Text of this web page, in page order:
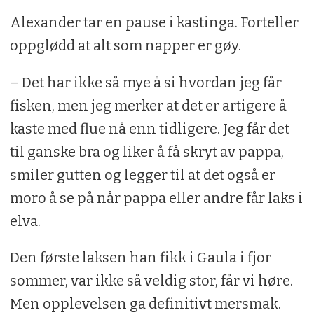
Alexander tar en pause i kastinga. Forteller
oppglødd at alt som napper er gøy.
– Det har ikke så mye å si hvordan jeg får
fisken, men jeg merker at det er artigere å
kaste med flue nå enn tidligere. Jeg får det
til ganske bra og liker å få skryt av pappa,
smiler gutten og legger til at det også er
moro å se på når pappa eller andre får laks i
elva.
Den første laksen han fikk i Gaula i fjor
sommer, var ikke så veldig stor, får vi høre.
Men opplevelsen ga definitivt mersmak.